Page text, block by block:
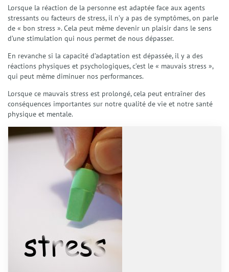
Lorsque la réaction de la personne est adaptée face aux agents
stressants ou facteurs de stress, il n’y a pas de symptômes, on parle
de « bon stress ». Cela peut même devenir un plaisir dans le sens
d’une stimulation qui nous permet de nous dépasser.
En revanche si la capacité d’adaptation est dépassée, il y a des
réactions physiques et psychologiques, c’est le « mauvais stress »,
qui peut même diminuer nos performances.
Lorsque ce mauvais stress est prolongé, cela peut entraîner des
conséquences importantes sur notre qualité de vie et notre santé
physique et mentale.